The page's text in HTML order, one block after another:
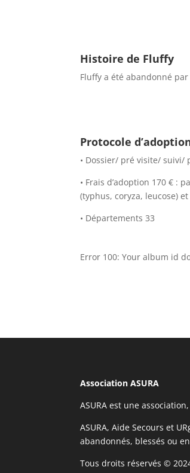
Histoire de Fluffy
Fluffy a été abandonné
Protocole
• Dossier/ pré visite/ suivi/
• Frais d’adoption 170 € :
(typhus, coryza, leucose)
• Départements 33
Error 100: Your album id
Association ASURA
ASURA est une
ASURA, Aide Secours et
abandonnés, blessés ou
Tous droits réservés ©